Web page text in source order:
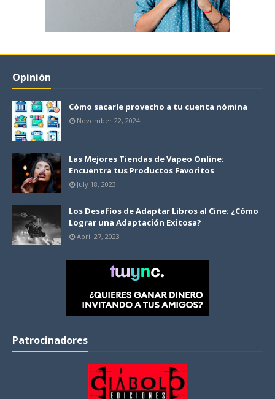
Opinión
Cómo sacarle provecho a tu cuenta nómina
November 22, 2024
Las Mejores Tiendas de Vapeo Online:
Encuentra tus Productos Favoritos
July 18, 2023
Los Desafíos de Adaptar Libros al Cine: ¿Cómo
Lograr una Adaptación Exitosa?
April 27, 2023
Patrocinadores